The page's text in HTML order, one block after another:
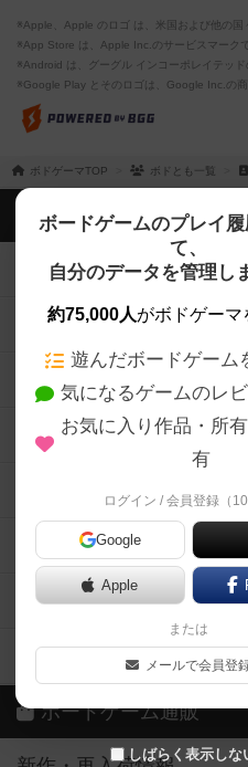
※Apple、Apple のロゴ は、米国および他の国
※App Store は、Apple Inc.のサービスマークで
※Android は、グーグル インコーポレイテッド
※Google Play とそのロゴは、Google Inc.の商
ボドゲーマTOP ボドとも一覧
ボードゲームのプレイ
て、
自分のデータを管理し
約75,000人がボドゲーマ
遊んだボードゲーム
気になるゲームのレ
お気に入り作品・所
有
ログイン / 会員登録（10
Google
Apple
または
メールで会員登
しばらく表示しな
ボドゲーマTOP
ボードゲームを検索する
ボードゲームの新着レビ
ボードゲーム会情報
メカニクス特集
掲示板・トピックス
ボドとも・会員一覧
ボードゲーム業界コラム
ボドゲーマご利用案内
ボードゲーム通販